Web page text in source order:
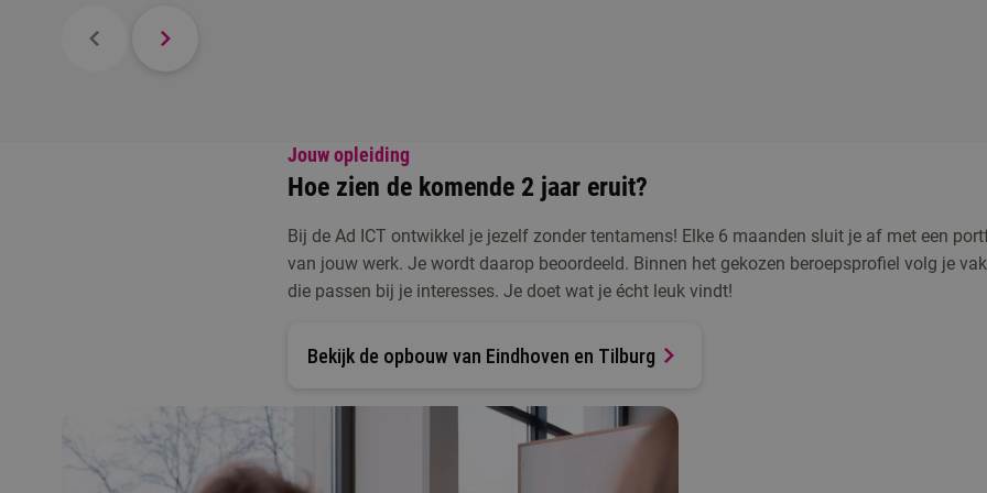
Jouw opleiding
Hoe zien de komende 2 jaar eruit?
Bij de Ad ICT ontwikkel je jezelf zonder tentamens! Elke 6 maanden sluit je af met een
van jouw werk. Je wordt daarop beoordeeld. Binnen het gekozen beroepsprofiel volg je
die passen bij je interesses. Je doet wat je écht leuk vindt!
Bekijk de opbouw van Eindhoven en Tilburg